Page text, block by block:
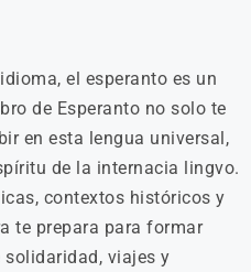
el esperanto es un
de Esperanto no solo te
en esta lengua universal,
de la internacia lingvo.
contextos históricos y
te prepara para formar
solidaridad, viajes y